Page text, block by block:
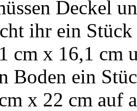
Deckel
ihr ein
cm x 16,1 cm
Boden ein
x 22 cm auf